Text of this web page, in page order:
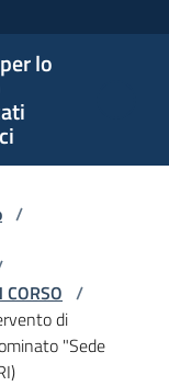
lo
/
/
di
"Sede